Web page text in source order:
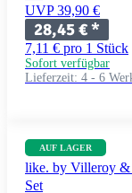
UVP 39,90 €
28,45 €*
7,11 € pro 1 Stück
Sofort verfügbar
Lieferzeit: 4 - 6
AUF LAGER
like. by Villeroy &
Set